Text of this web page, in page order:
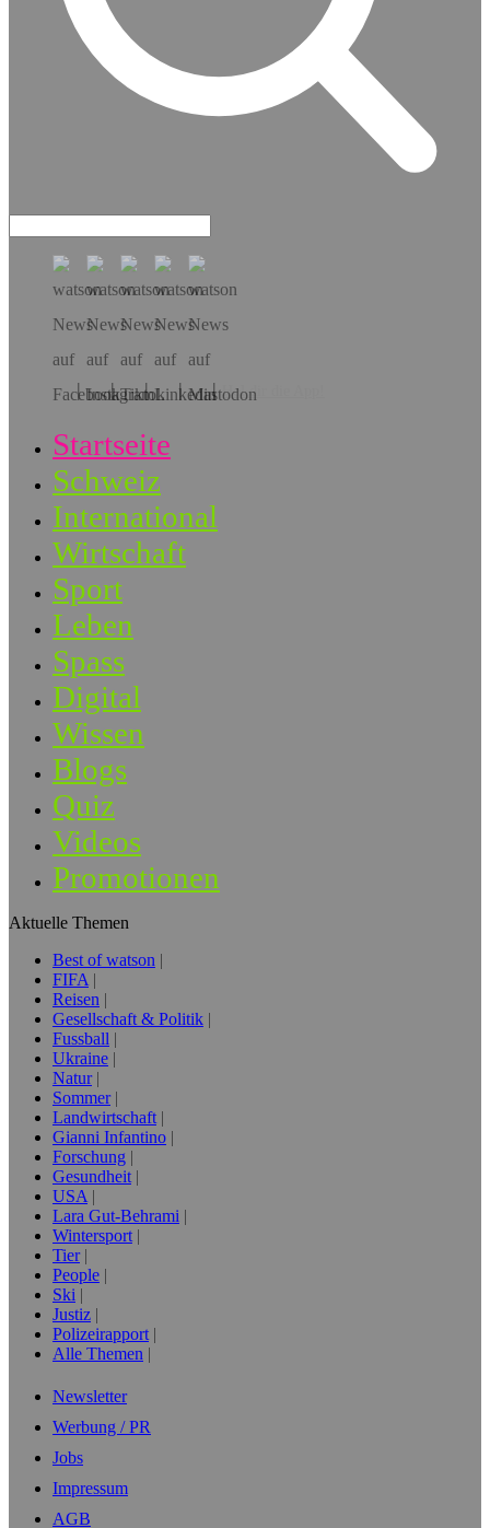
Hol dir die App!
Startseite
Schweiz
International
Wirtschaft
Sport
Leben
Spass
Digital
Wissen
Blogs
Quiz
Videos
Promotionen
Aktuelle Themen
Best of watson
FIFA
Reisen
Gesellschaft & Politik
Fussball
Ukraine
Natur
Sommer
Landwirtschaft
Gianni Infantino
Forschung
Gesundheit
USA
Lara Gut-Behrami
Wintersport
Tier
People
Ski
Justiz
Polizeirapport
Alle Themen
Newsletter
Werbung / PR
Jobs
Impressum
AGB